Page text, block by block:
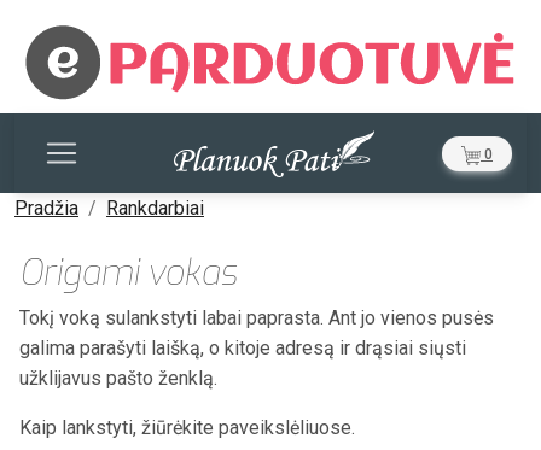
0
Pradžia Rankdarbiai
Origami vokas
Tokį voką sulankstyti labai paprasta. Ant jo vienos pusės
galima parašyti laišką, o kitoje adresą ir drąsiai siųsti
užklijavus pašto ženklą.
Kaip lankstyti, žiūrėkite paveikslėliuose.